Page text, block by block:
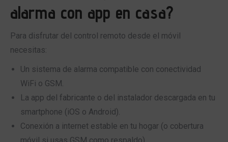
alarma con app en casa?
Para disfrutar del control remoto desde el móvil
necesitas:
Un sistema de alarma compatible con conectividad
WiFi o GSM.
La app del fabricante o del instalador descargada en tu
smartphone (iOS o Android).
Conexión a internet estable en tu hogar (o cobertura